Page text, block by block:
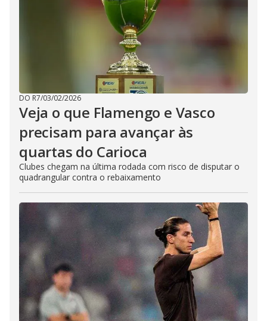
DO R7/03/02/2026
Veja o que Flamengo e Vasco
precisam para avançar às
quartas do Carioca
Clubes chegam na última rodada com risco de disputar o
quadrangular contra o rebaixamento